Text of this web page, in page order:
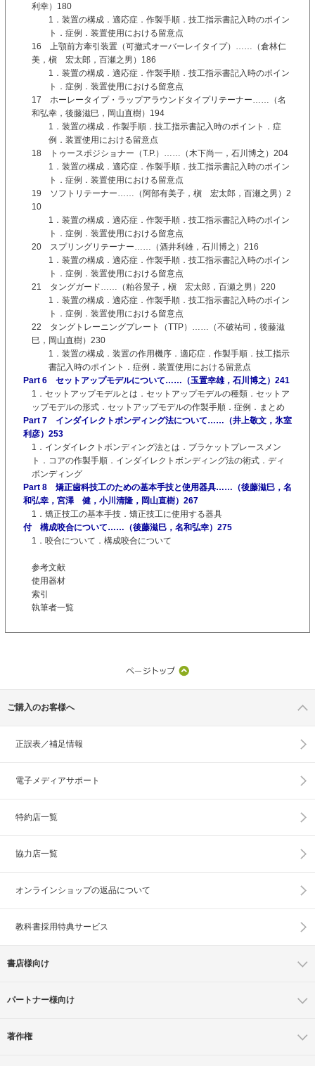
利幸）180
1．装置の構成．適応症．作製手順．技工指示書記入時のポイン
ト．症例．装置使用における留意点
16 上顎前方牽引装置（可撤式オーバーレイタイプ）……（倉林仁
美，槇 宏太郎，百瀬之男）186
1．装置の構成．適応症．作製手順．技工指示書記入時のポイン
ト．症例．装置使用における留意点
17 ホーレータイプ・ラップアラウンドタイプリテーナー……（名
和弘幸，後藤滋巳，岡山直樹）194
1．装置の構成．作製手順．技工指示書記入時のポイント．症
例．装置使用における留意点
18 トゥースポジショナー（T.P.）……（木下尚一，石川博之）204
1．装置の構成．適応症．作製手順．技工指示書記入時のポイン
ト．症例．装置使用における留意点
19 ソフトリテーナー……（阿部有美子，槇 宏太郎，百瀬之男）2
10
1．装置の構成．適応症．作製手順．技工指示書記入時のポイン
ト．症例．装置使用における留意点
20 スプリングリテーナー……（酒井利雄，石川博之）216
1．装置の構成．適応症．作製手順．技工指示書記入時のポイン
ト．症例．装置使用における留意点
21 タングガード……（粕谷景子，槇 宏太郎，百瀬之男）220
1．装置の構成．適応症．作製手順．技工指示書記入時のポイン
ト．症例．装置使用における留意点
22 タングトレーニングプレート（TTP）……（不破祐司，後藤滋
巳，岡山直樹）230
1．装置の構成．装置の作用機序．適応症．作製手順．技工指示
書記入時のポイント．症例．装置使用における留意点
Part 6 セットアップモデルについて……（玉置幸雄，石川博之）241
1．セットアップモデルとは．セットアップモデルの種類．セットア
ップモデルの形式．セットアップモデルの作製手順．症例．まとめ
Part 7 インダイレクトボンディング法について……（井上敬文，氷室
利彦）253
1．インダイレクトボンディング法とは．ブラケットプレースメン
ト．コアの作製手順．インダイレクトボンディング法の術式．ディ
ボンディング
Part 8 矯正歯科技工のための基本手技と使用器具……（後藤滋巳，名
和弘幸，宮澤 健，小川清隆，岡山直樹）267
1．矯正技工の基本手技．矯正技工に使用する器具
付 構成咬合について……（後藤滋巳，名和弘幸）275
1．咬合について．構成咬合について
参考文献
使用器材
索引
執筆者一覧
ご購入のお客様へ
正誤表／補足情報
電子メディアサポート
特約店一覧
協力店一覧
オンラインショップの返品について
教科書採用特典サービス
書店様向け
パートナー様向け
著作権